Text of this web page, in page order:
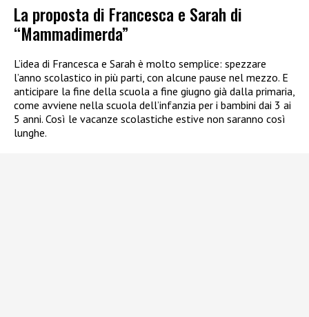
La proposta di Francesca e Sarah di
“Mammadimerda”
L’idea di Francesca e Sarah è molto semplice: spezzare
l’anno scolastico in più parti, con alcune pause nel mezzo. E
anticipare la fine della scuola a fine giugno già dalla primaria,
come avviene nella scuola dell’infanzia per i bambini dai 3 ai
5 anni. Così le vacanze scolastiche estive non saranno così
lunghe.